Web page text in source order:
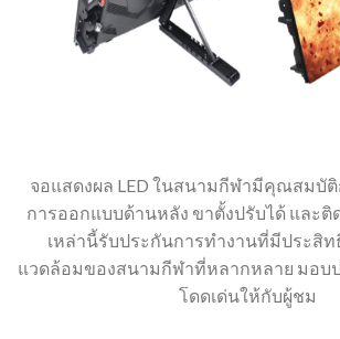
จอแสดงผล LED ในสนามกีฬามีคุณสมบั
การออกแบบด้านหลัง ขาตั้งปรับได้ และ
เหล่านี้รับประกันการทำงานที่มีประสิ
แวดล้อมของสนามกีฬาที่หลากหลาย มอ
โดดเด่นให้กับผู้ชม